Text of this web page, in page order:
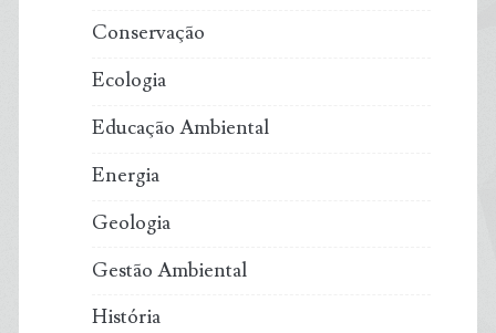
Conservação
Ecologia
Educação Ambiental
Energia
Geologia
Gestão Ambiental
História